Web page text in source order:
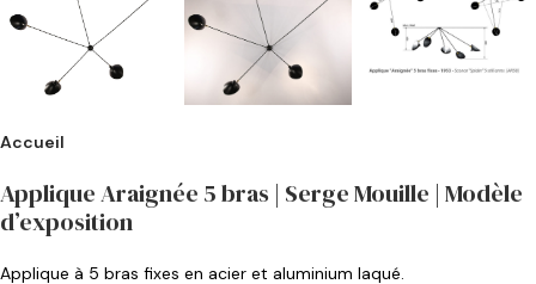
Accueil
Applique Araignée 5 bras | Serge Mouille | Modèle
d’exposition
Applique à 5 bras fixes en acier et aluminium laqué.